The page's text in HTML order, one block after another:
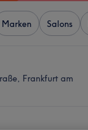
Marken Salons
Frankfurt am